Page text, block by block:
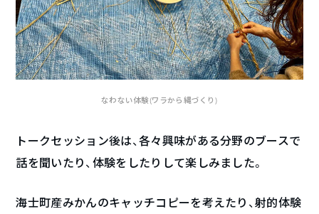
なわない体験(ワラから縄づくり)
トークセッション後は、各々興味がある分野のブースで
話を聞いたり、体験をしたりして楽しみました。
海士町産みかんのキャッチコピーを考えたり、射的体験